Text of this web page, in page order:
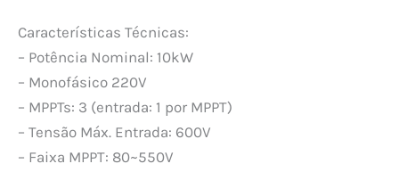
Características Técnicas:
– Potência Nominal: 10kW
– Monofásico 220V
– MPPTs: 3 (entrada: 1 por MPPT)
– Tensão Máx. Entrada: 600V
– Faixa MPPT: 80~550V